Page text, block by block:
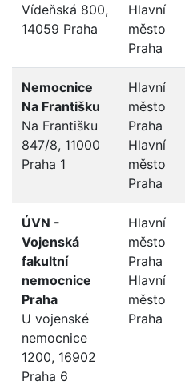
Vídeňská 800,
14059 Praha
Hlavní
město
Praha
Nemocnice
Na Františku
Na Františku
847/8, 11000
Praha 1
Hlavní
město
Praha
Hlavní
město
Praha
ÚVN -
Vojenská
fakultní
nemocnice
Praha
U vojenské
nemocnice
1200, 16902
Praha 6
Hlavní
město
Praha
Hlavní
město
Praha